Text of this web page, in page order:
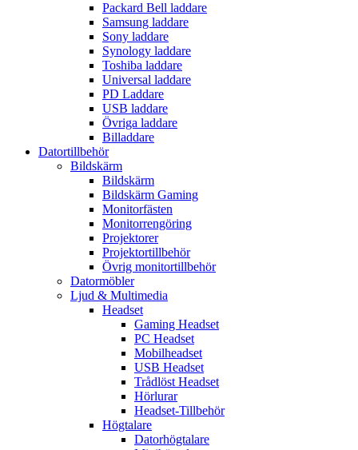
Packard Bell laddare
Samsung laddare
Sony laddare
Synology laddare
Toshiba laddare
Universal laddare
PD Laddare
USB laddare
Övriga laddare
Billaddare
Datortillbehör
Bildskärm
Bildskärm
Bildskärm Gaming
Monitorfästen
Monitorrengöring
Projektorer
Projektortillbehör
Övrig monitortillbehör
Datormöbler
Ljud & Multimedia
Headset
Gaming Headset
PC Headset
Mobilheadset
USB Headset
Trådlöst Headset
Hörlurar
Headset-Tillbehör
Högtalare
Datorhögtalare